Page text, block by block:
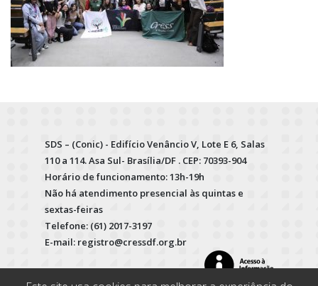
SDS – (Conic) - Edifício Venâncio V, Lote E 6, Salas
110 a 114. Asa Sul- Brasília/DF . CEP: 70393-904
Horário de funcionamento: 13h-19h
Não há atendimento presencial às quintas e
sextas-feiras
Telefone: (61) 2017-3197
E-mail: registro@cressdf.org.br